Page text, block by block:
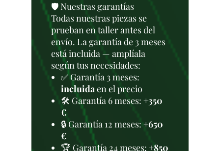
🛡️ Nuestras garantías
Todas nuestras piezas se
prueban en taller antes del
envío. La garantía de 3 meses
está incluida — amplíala
según tus necesidades:
✅ Garantía 3 meses:
incluidaen el precio
🛠️ Garantía 6 meses: +350
€
🔒 Garantía 12 meses:+650
€
🏆 Garantía 24 meses: +850